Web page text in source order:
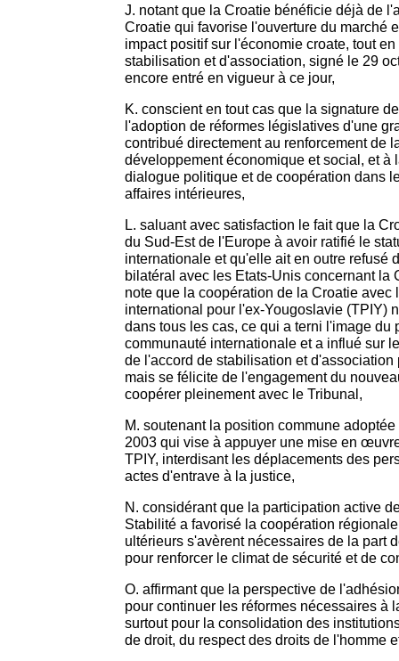
J. notant que la Croatie bénéficie déjà de
Croatie qui favorise l'ouverture du marché
impact positif sur l'économie croate, tout
stabilisation et d'association, signé le 29
encore entré en vigueur à ce jour,
K. conscient en tout cas que la signature
l'adoption de réformes législatives d'une
contribué directement au renforcement de
développement économique et social, et à
dialogue politique et de coopération dans
affaires intérieures,
L. saluant avec satisfaction le fait que la
du Sud-Est de l'Europe à avoir ratifié le
internationale et qu'elle ait en outre refusé
bilatéral avec les Etats-Unis concernant la
note que la coopération de la Croatie avec
international pour l'ex-Yougoslavie (TPIY)
dans tous les cas, ce qui a terni l'image du
communauté internationale et a influé sur
de l'accord de stabilisation et d'association
mais se félicite de l'engagement du
coopérer pleinement avec le Tribunal,
M. soutenant la position commune
2003 qui vise à appuyer une mise en
TPIY, interdisant les déplacements des
actes d'entrave à la justice,
N. considérant que la participation active
Stabilité a favorisé la coopération
ultérieurs s'avèrent nécessaires de la part
pour renforcer le climat de sécurité et de
O. affirmant que la perspective de
pour continuer les réformes nécessaires à
surtout pour la consolidation des
de droit, du respect des droits de l'homme